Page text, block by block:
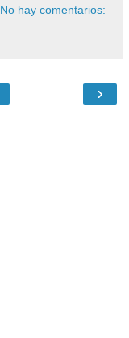
No hay comentarios:
›